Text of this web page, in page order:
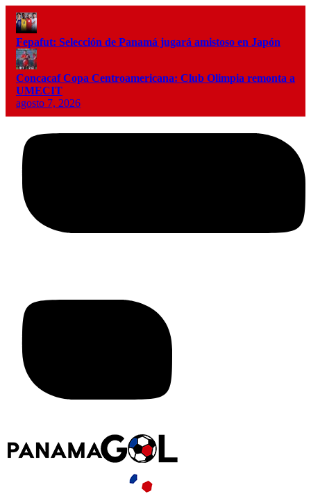
Fepafut: Selección de Panamá jugará amistoso en Japón
Concacaf Copa Centroamericana: Club Olimpia remonta a
UMECIT
agosto 7, 2026